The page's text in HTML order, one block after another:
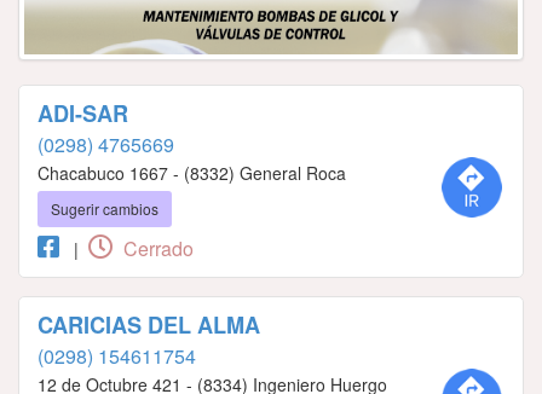
ADI-SAR
(0298) 4765669
Chacabuco 1667 - (8332) General Roca
Sugerir cambios
| Cerrado
CARICIAS DEL ALMA
(0298) 154611754
12 de Octubre 421 - (8334) Ingeniero Huergo